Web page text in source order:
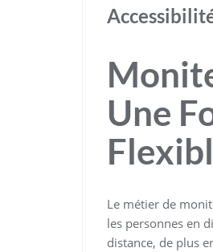
Une
Le métier de
les personnes en
distance, de plus